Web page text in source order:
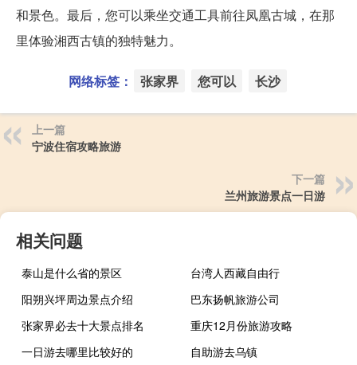
和景色。最后，您可以乘坐交通工具前往凤凰古城，在那
里体验湘西古镇的独特魅力。
网络标签： 张家界 您可以 长沙
上一篇
宁波住宿攻略旅游
下一篇
兰州旅游景点一日游
相关问题
泰山是什么省的景区
台湾人西藏自由行
阳朔兴坪周边景点介绍
巴东扬帆旅游公司
张家界必去十大景点排名
重庆12月份旅游攻略
一日游去哪里比较好的
自助游去乌镇